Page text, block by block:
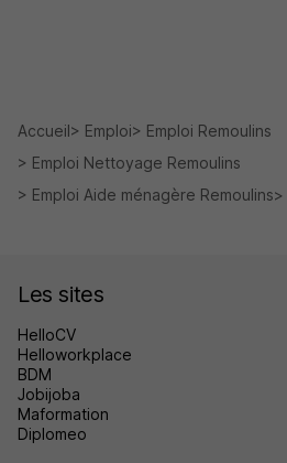
Accueil Emploi
Emploi Remoulins
Emploi Nettoyage Remoulins
Emploi Aide ménagère Remoulins
Les sites
HelloCV
Helloworkplace
BDM
Jobijoba
Maformation
Diplomeo